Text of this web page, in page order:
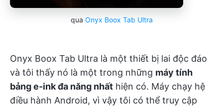
qua Onyx Boox Tab Ultra
Onyx Boox Tab Ultra là một thiết bị lai độc đáo
và tôi thấy nó là một trong những máy tính
bảng e-ink đa năng nhất hiện có. Máy chạy hệ
điều hành Android, vì vậy tôi có thể truy cập